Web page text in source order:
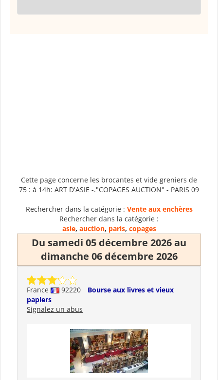
Cette page concerne les brocantes et vide greniers de
75 : à 14h: ART D'ASIE -."COPAGES AUCTION" - PARIS 09
Rechercher dans la catégorie : Vente aux enchères
Rechercher dans la catégorie :
asie, auction, paris, copages
Du samedi 05 décembre 2026 au
dimanche 06 décembre 2026
France 92220
Bourse aux livres et vieux
papiers
Signalez un abus